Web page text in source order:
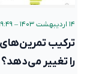
۱۴ اردیبهشت ۱۴۰۳ – ۱۹:۴۹
ترکیب
را تغییر می‌دهد؟